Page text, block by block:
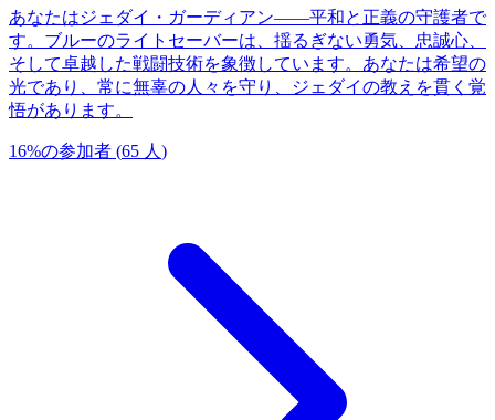
あなたはジェダイ・ガーディアン——平和と正義の守護者で
す。ブルーのライトセーバーは、揺るぎない勇気、忠誠心、
そして卓越した戦闘技術を象徴しています。あなたは希望の
光であり、常に無辜の人々を守り、ジェダイの教えを貫く覚
悟があります。
16%の参加者 (65 人 )